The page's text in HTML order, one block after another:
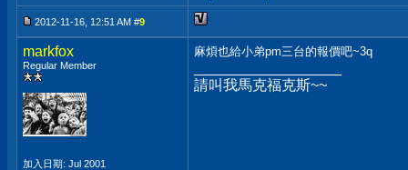
2012-11-16, 12:51 AM #9
markfox
Regular Member
加入日期: Jul 2001
麻煩也給小弟pm三台的報價吧~3q
請叫我馬克福克斯~~